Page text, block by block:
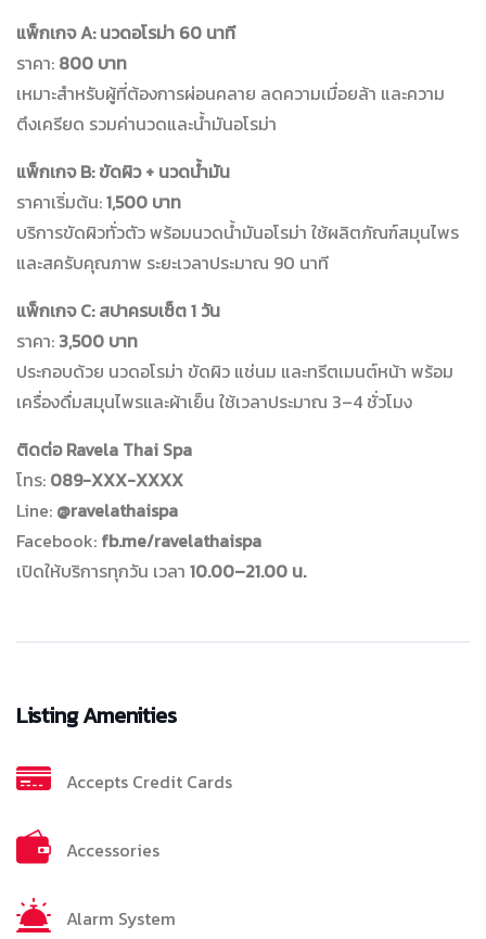
แพ็กเกจ A: นวดอโรม่า 60 นาที
ราคา: 800 บาท
เหมาะสำหรับผู้ที่ต้องการผ่อนคลาย ลดความเมื่อยล้า และความ
ตึงเครียด รวมค่านวดและน้ำมันอโรม่า
แพ็กเกจ B: ขัดผิว + นวดน้ำมัน
ราคาเริ่มต้น:1,500 บาท
บริการขัดผิวทั่วตัว พร้อมนวดน้ำมันอโรม่า ใช้ผลิตภัณฑ์สมุนไพร
และสครับคุณภาพ ระยะเวลาประมาณ 90 นาที
แพ็กเกจ C: สปาครบเซ็ต 1 วัน
ราคา: 3,500 บาท
ประกอบด้วย นวดอโรม่า ขัดผิว แช่นม และทรีตเมนต์หน้า พร้อม
เครื่องดื่มสมุนไพรและผ้าเย็น ใช้เวลาประมาณ 3–4 ชั่วโมง
ติดต่อ Ravela Thai Spa
โทร: 089-XXX-XXXX
Line: @ravelathaispa
Facebook: fb.me/ravelathaispa
เปิดให้บริการทุกวัน เวลา 10.00–21.00 น.
Listing Amenities
Accepts Credit Cards
Accessories
Alarm System